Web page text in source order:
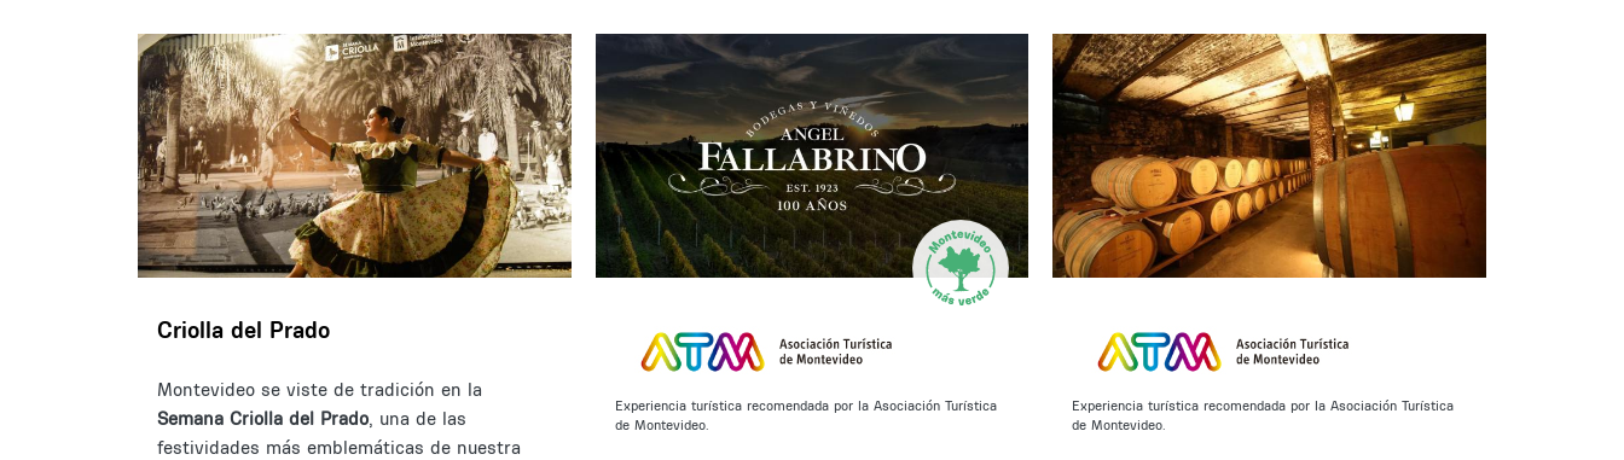
Criolla del Prado
Montevideo se viste de tradición en la
Semana Criolla del Prado, una de las
festividades más emblemáticas de nuestra
Experiencia turística recomendada por la Asociación Turística
de Montevideo.
Experiencia turística recomendada por la Asociación Turística
de Montevideo.